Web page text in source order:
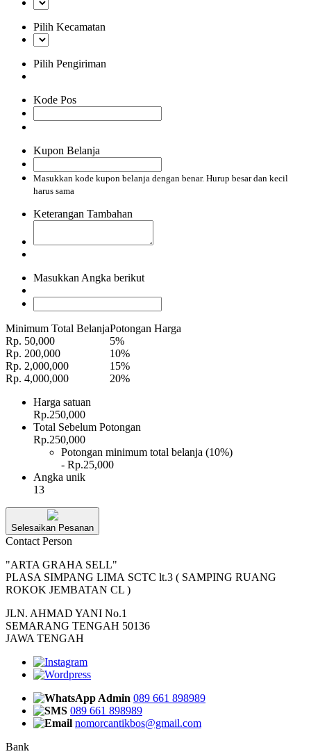
Pilih Kecamatan
Pilih Pengiriman
Kode Pos
Kupon Belanja
Masukkan kode kupon belanja dengan benar. Hurup besar dan kecil
harus sama
Keterangan Tambahan
Masukkan Angka berikut
Minimum Total BelanjaPotongan Harga
Rp. 50,000
5%
Rp. 200,000
10%
Rp. 2,000,000
15%
Rp. 4,000,000
20%
Harga satuan
Rp.250,000
Total Sebelum Potongan
Rp.250,000
Potongan minimum total belanja (10%)
- Rp.25,000
Angka unik
13
Selesaikan Pesanan
Contact Person
"ARTA GRAHA SELL"
PLASA SIMPANG LIMA SCTC lt.3 ( SAMPING RUANG
ROKOK JEMBATAN CL )
JLN. AHMAD YANI No.1
SEMARANG TENGAH 50136
JAWA TENGAH
Admin 089 661 898989
089 661 898989
nomorcantikbos@gmail.com
Bank